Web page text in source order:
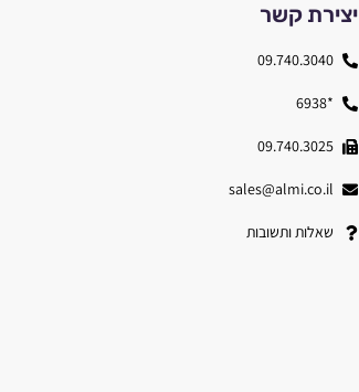
יצירת קשר
09.740.3040
*6938
09.740.3025
sales@almi.co.il
שאלות ותשובות